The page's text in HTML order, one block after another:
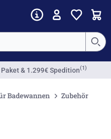
& 1.299€ Spedition(1)
Badewannen Zubehör